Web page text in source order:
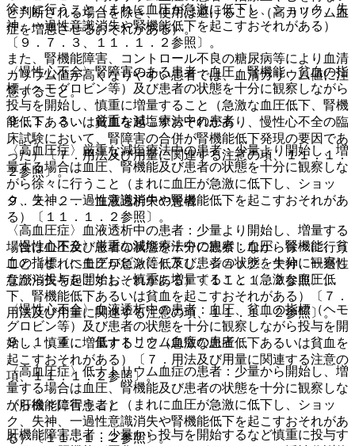
徐々に行うこと（まれに血圧が急激に低下し、ショック、失
神、一過性意識消失や腎機能低下を起こすおそれがある）
〔９．７．３、１１．１．２参照〕。
〈慢性心不全〉腎障害のある患者：血圧、腎機能、貧血の指
標（ヘモグロビン等）及び患者の状態を十分に観察しながら
投与を開始し、慎重に増量すること（急激な血圧低下、腎機
能低下あるいは貧血を起こすおそれがあり、慢性心不全の臨
床試験において、腎障害の合併が腎機能低下発現の要因であ
った）〔７．用法及び用量に関連する注意の項、１１．１．
２参照〕。
９．２．２． 血液透析中の患者
〈高血圧症〉血液透析中の患者：少量より開始し、増量する
場合は血圧及び患者の状態を十分に観察しながら徐々に行う
こと（まれに血圧が急激に低下し、ショック、失神、一過性
意識消失を起こすおそれがある）〔１１．１．２参照〕。
〈慢性心不全〉血液透析中の患者：血圧、貧血の指標（ヘモ
グロビン等）及び患者の状態を十分に観察しながら投与を開
始し、慎重に増量すること（急激な血圧低下あるいは貧血を
起こすおそれがある）〔７．用法及び用量に関連する注意の
項、１１．１．２参照〕。
（肝機能障害患者）
肝機能障害患者：少量から投与を開始するなど慎重に投与す
と判断される場合を除き、使用は避けること（高カリウム血
症を増悪させるおそれがある）。
また、腎機能障害、コントロール不良の糖尿病等により血清
カリウム値が高くなりやすい患者では、血清カリウム値に注
意すること。
９．１．３． 厳重な減塩療法中の患者
〈高血圧症〉厳重な減塩療法中の患者：少量より開始し、増
量する場合は血圧、腎機能及び患者の状態を十分に観察しな
がら徐々に行うこと（まれに血圧が急激に低下し、ショッ
ク、失神、一過性意識消失や腎機能低下を起こすおそれがあ
る）〔１１．１．２参照〕。
〈慢性心不全〉厳重な減塩療法中の患者：血圧、腎機能、貧
血の指標（ヘモグロビン等）及び患者の状態を十分に観察し
ながら投与を開始し、慎重に増量すること（急激な血圧低
下、腎機能低下あるいは貧血を起こすおそれがある）〔７．
用法及び用量に関連する注意の項、１１．１．２参照〕。
９．１．４． 低ナトリウム血症の患者
〈高血圧症〉低ナトリウム血症の患者：少量から開始し、増
量する場合は血圧、腎機能及び患者の状態を十分に観察しな
がら徐々に行うこと（まれに血圧が急激に低下し、ショッ
ク、失神、一過性意識消失や腎機能低下を起こすおそれがあ
る）〔１１．１．２参照〕。